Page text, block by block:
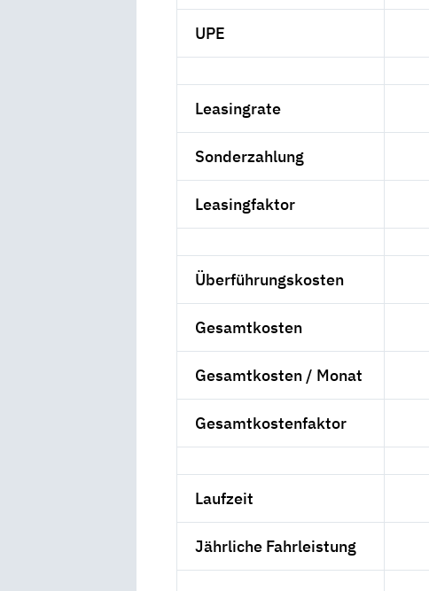
UPE
Leasingrate
Sonderzahlung
Leasingfaktor
Überführungskosten
Gesamtkosten
Gesamtkosten / Monat
Gesamtkostenfaktor
Laufzeit
Jährliche Fahrleistung